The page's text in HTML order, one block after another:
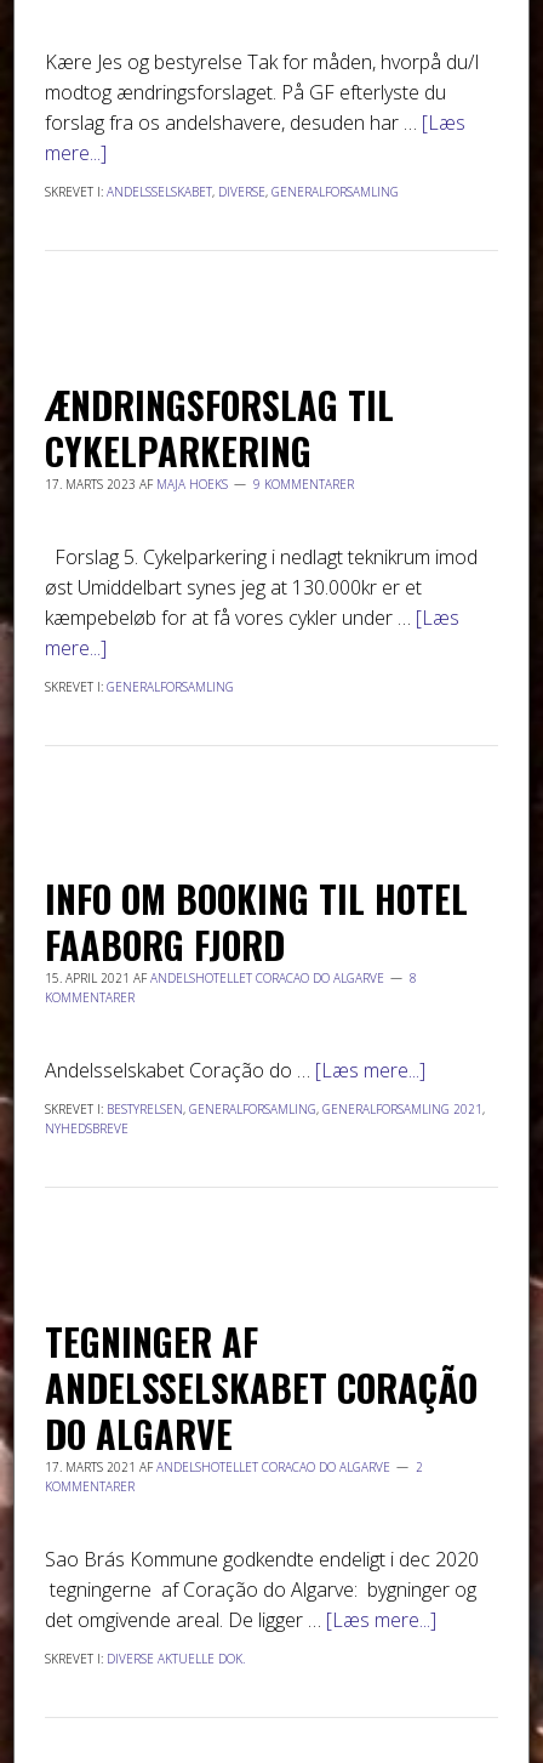
Kære Jes og bestyrelse Tak for måden, hvorpå du/I
modtog ændringsforslaget. På GF efterlyste du
forslag fra os andelshavere, desuden har … [Læs
mere...]
SKREVET I:ANDELSSELSKABET, DIVERSE,GENERALFORSAMLING
ÆNDRINGSFORSLAG TIL
CYKELPARKERING
17. MARTS 2023 AF MAJA HOEKS 9 KOMMENTARER
Forslag 5. Cykelparkering i nedlagt teknikrum imod
øst Umiddelbart synes jeg at 130.000kr er et
kæmpebeløb for at få vores cykler under … [Læs
mere...]
SKREVET I:GENERALFORSAMLING
INFO OM BOOKING TIL HOTEL
FAABORG FJORD
15. APRIL 2021 AFANDELSHOTELLET CORACAO DO ALGARVE
8
KOMMENTARER
Andelsselskabet Coração do … [Læs mere...]
SKREVET I: BESTYRELSEN,GENERALFORSAMLING,GENERALFORSAMLING 2021,
NYHEDSBREVE
TEGNINGER AF
ANDELSSELSKABET CORAÇÃO
DO ALGARVE
17. MARTS 2021 AFANDELSHOTELLET CORACAO DO ALGARVE
2
KOMMENTARER
Sao Brás Kommune godkendte endeligt i dec 2020
tegningerne af Coração do Algarve: bygninger og
det omgivende areal. De ligger … [Læs mere...]
SKREVET I: DIVERSE AKTUELLE DOK.